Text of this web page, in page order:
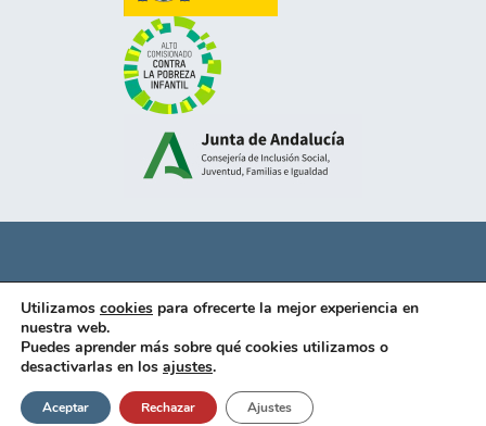
Política de privacidad
Aviso legal
Politica de cookies
© 2025 Grupo Solutia, Todos los derechos reservados.
Utilizamos cookies para ofrecerte la mejor experiencia en
nuestra web.
Puedes aprender más sobre qué cookies utilizamos o
desactivarlas en los ajustes.
Aceptar Rechazar Ajustes